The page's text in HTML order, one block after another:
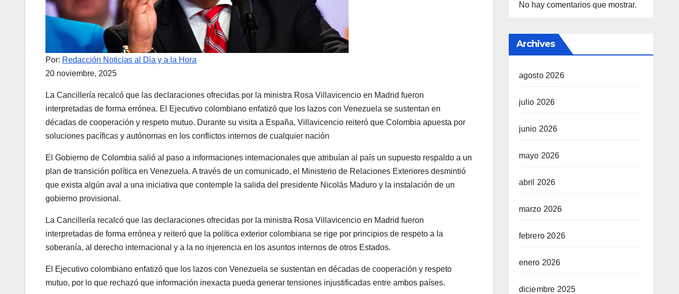
Por: Redacción Noticias al Dia y a la Hora
20 noviembre, 2025
La Cancillería recalcó que las declaraciones ofrecidas por la ministra Rosa Villavicencio en Madrid fueron
interpretadas de forma errónea. El Ejecutivo colombiano enfatizó que los lazos con Venezuela se sustentan en
décadas de cooperación y respeto mutuo. Durante su visita a España, Villavicencio reiteró que Colombia apuesta por
soluciones pacíficas y autónomas en los conflictos internos de cualquier nación
El Gobierno de Colombia salió al paso a informaciones internacionales que atribuían al país un supuesto respaldo a un
plan de transición política en Venezuela. A través de un comunicado, el Ministerio de Relaciones Exteriores desmintió
que exista algún aval a una iniciativa que contemple la salida del presidente Nicolás Maduro y la instalación de un
gobierno provisional.
La Cancillería recalcó que las declaraciones ofrecidas por la ministra Rosa Villavicencio en Madrid fueron
interpretadas de forma errónea y reiteró que la política exterior colombiana se rige por principios de respeto a la
soberanía, al derecho internacional y a la no injerencia en los asuntos internos de otros Estados.
El Ejecutivo colombiano enfatizó que los lazos con Venezuela se sustentan en décadas de cooperación y respeto
mutuo, por lo que rechazó que información inexacta pueda generar tensiones injustificadas entre ambos países.
No hay comentarios que mostrar.
Archives
agosto 2026
julio 2026
junio 2026
mayo 2026
abril 2026
marzo 2026
febrero 2026
enero 2026
diciembre 2025